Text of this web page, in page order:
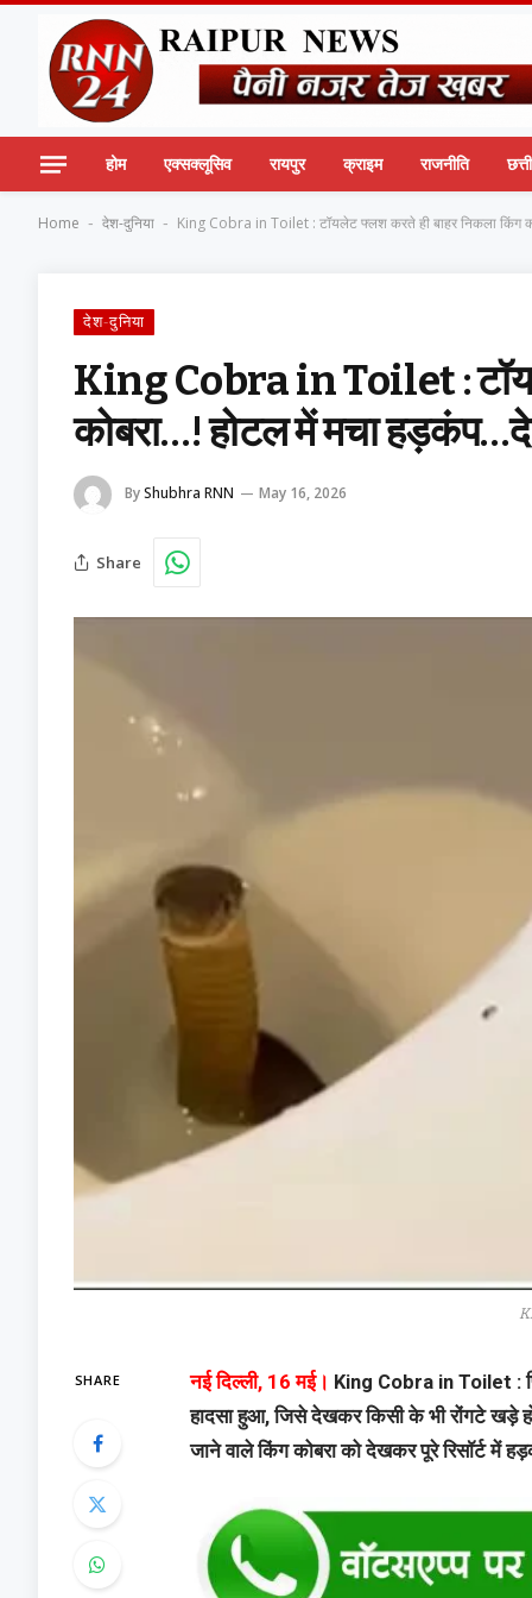
होम एक्सक्लूसिव रायपुर क्राइम राजनीति
Home - देश-दुनिया - King Cobra in Toilet : टॉयलेट फ्लश करते ही बाहर निकला किंग
देश-दुनिया
King Cobra in Toilet :
कोबरा…! होटल में मचा
ByShubhra RNN May 16, 2026
Share
SHARE नई दिल्ली, 16 मई। King Cobra in Toilet :
हादसा हुआ, जिसे देखकर किसी के भी रोंगटे खड़े
जाने वाले किंग कोबरा को देखकर पूरे रिसॉर्ट में